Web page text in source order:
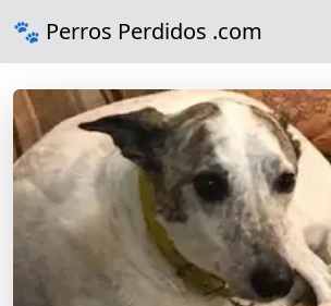
🐾 Perros Perdidos .com